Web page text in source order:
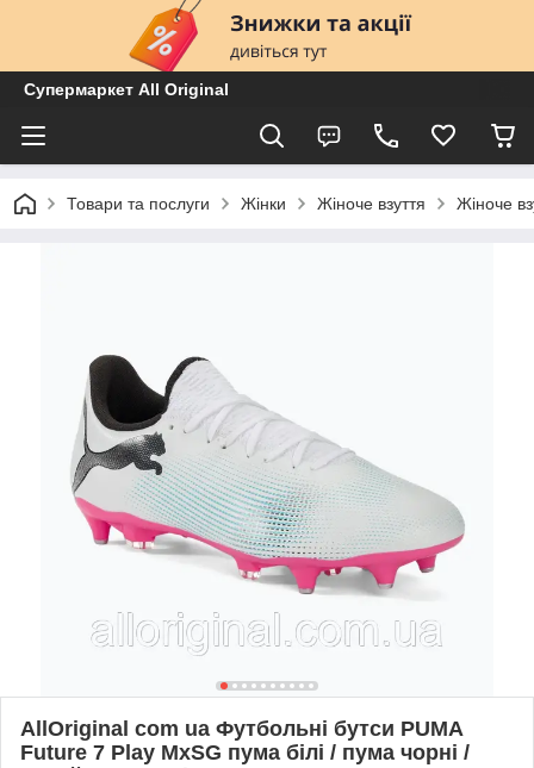
Супермаркет All Original
Товари та послуги Жінки Жіноче взуття Жіноче
AllOriginal com ua Футбольні бутси PUMA
Future 7 Play MxSG пума білі / пума чорні /